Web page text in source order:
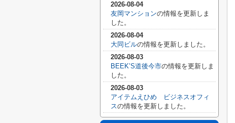
2026-08-04
友岡マンションの情報を更新しま
した。
2026-08-04
大同ビルの情報を更新しました。
2026-08-03
BEEK’S道後今市の情報を更新しま
した。
2026-08-03
アイテムえひめ ビジネスオフィ
スの情報を更新しました。